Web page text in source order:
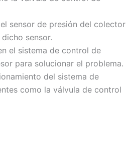
sensor de presión del colector
sensor.
el sistema de control de
para solucionar el problema.
del sistema de
como la válvula de control